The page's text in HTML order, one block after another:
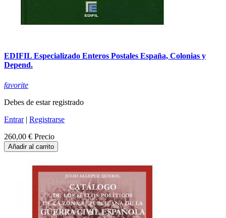
EDIFIL Especializado Enteros Postales España, Colonias y
Depend.
favorite
Debes de estar registrado
Entrar| Registrarse
260,00 € Precio
Añadir al carrito